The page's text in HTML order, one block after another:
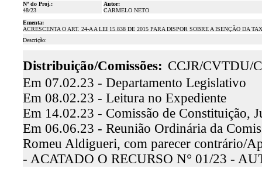
Nº do Proj.:
48/23
Autor:
CARMELO NETO
Ementa:
ACRESCENTA O ART. 24-A A LEI 15.838 DE 2015 PARA DISPOR SOBRE A ISENÇÃO DA
Descrição:
Distribuição/Comissões: CCJR/CVTDU/
Em 07.02.23 - Departamento Legislativo
Em 08.02.23 - Leitura no Expediente
Em 14.02.23 - Comissão de Constituição,
Em 06.06.23 - Reunião Ordinária da
Romeu Aldigueri, com parecer contrário/
- ACATADO O RECURSO N° 01/23 -